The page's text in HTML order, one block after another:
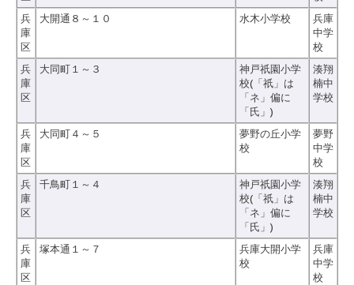
兵
庫
区
大開通８～１０ 水木小学校
兵庫
中学
校
兵
庫
区
大同町１～３
神戸祇園小学
校(「祇」は
「ネ」偏に
「氏」)
湊翔
楠中
学校
兵
庫
区
大同町４～５
夢野の丘小学
校
夢野
中学
校
兵
庫
区
千鳥町１～４
神戸祇園小学
校(「祇」は
「ネ」偏に
「氏」)
湊翔
楠中
学校
兵
庫
区
塚本通１～７
兵庫大開小学
校
兵庫
中学
校